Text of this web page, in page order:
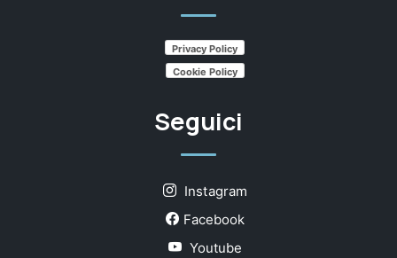
Privacy Policy
Cookie Policy
Seguici
Instagram
Facebook
Youtube